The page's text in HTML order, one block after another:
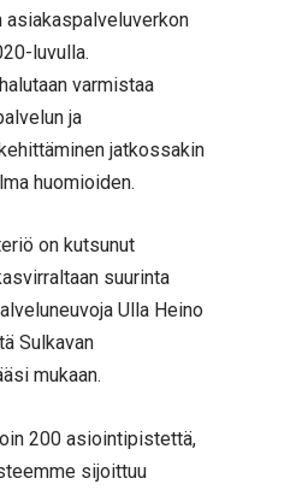
asiakaspalveluverkon
luvulla.
varmistaa
ja
jatkossakin
huomioiden.
on kutsunut
suurinta
Ulla Heino
Sulkavan
mukaan.
200 asiointipistettä,
sijoittuu